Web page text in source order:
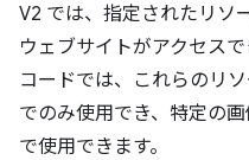
V2 では、指定されたリソ
ウェブサイトがアクセス
コードでは、これらのリ
でのみ使用でき、特定の
で使用できます。